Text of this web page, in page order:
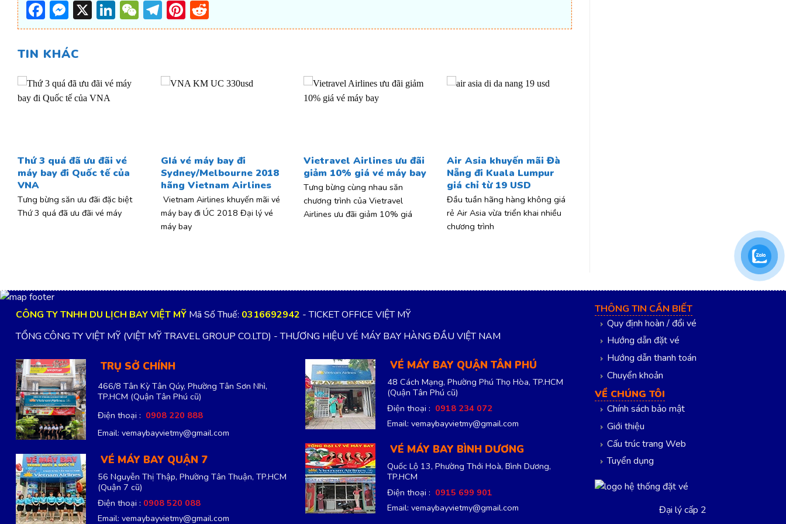
Facebook
Messenger
X LinkedIn
WeChat
Telegram
Pinterest
TIN KHÁC
Thứ 3 quá đã ưu đãi vé
máy bay đi Quốc tế của
VNA
Tưng bừng săn ưu đãi đặc biệt
Thứ 3 quá đã ưu đãi vé máy
GIá vé máy bay đi
Sydney/Melbourne 2018
hãng Vietnam Airlines
Vietnam Airlines khuyến mãi vé
máy bay đi ÚC 2018 Đại lý vé
máy bay
Vietravel Airlines ưu đãi
giảm 10% giá vé máy bay
Tưng bừng cùng nhau săn
chương trình của Vietravel
Airlines ưu đãi giảm 10% giá
Air Asia khuyến mãi Đà
Nẵng đi Kuala Lumpur
giá chỉ từ 19 USD
Đầu tuần hãng hàng không giá
rẻ Air Asia vừa triển khai nhiều
chương trình
CÔNG TY TNHH DU LỊCH BAY VIỆT MỸ Mã Số Thuế: 0316692942 - TICKET OFFICE VIỆT MỸ
TỔNG CÔNG TY VIỆT MỸ (VIỆT MỸ TRAVEL GROUP CO.LTD) - THƯƠNG HIỆU VÉ MÁY BAY HÀNG ĐẦU VIỆT NAM
TRỤ SỞ CHÍNH
466/8 Tân Kỳ Tân Qúy, Phường Tân Sơn Nhì,
TP.HCM (Quận Tân Phú cũ)
Điện thoại : 0908 220 888
Email: vemaybayvietmy@gmail.com
VÉ MÁY BAY QUẬN 7
56 Nguyễn Thị Thập, Phường Tân Thuận, TP.HCM
(Quận 7 cũ)
Điện thoại : 0908 520 088
Email: vemaybayvietmy@gmail.com
VÉ MÁY BAY QUẬN TÂN PHÚ
48 Cách Mạng, Phường Phú Thọ Hòa, TP.HCM
(Quận Tân Phú cũ)
Điện thoại : 0918 234 072
Email: vemaybayvietmy@gmail.com
VÉ MÁY BAY BÌNH DƯƠNG
Quốc Lộ 13, Phường Thới Hoà, Bình Dương,
TP.HCM
Điện thoại : 0915 699 901
Email: vemaybayvietmy@gmail.com
THÔNG TIN CẦN BIẾT
Quy định hoàn / đổi vé
Hướng dẫn đặt vé
Hướng dẫn thanh toán
Chuyển khoản
VỀ CHÚNG TÔI
Chính sách bảo mật
Giới thiệu
Cấu trúc trang Web
Tuyển dụng
Đại lý cấp 2